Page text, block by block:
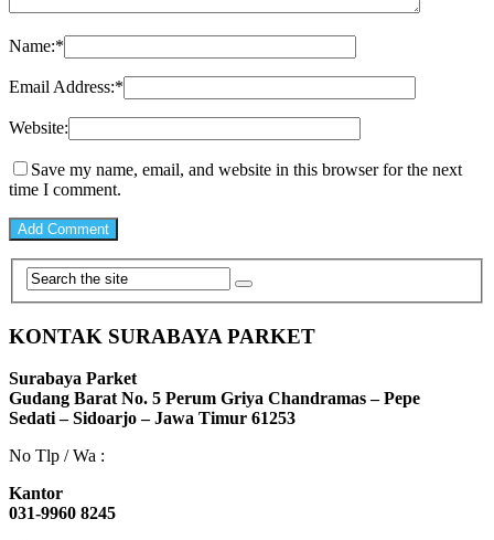
Name:*
Email Address:*
Website:
Save my name, email, and website in this browser for the next
time I comment.
KONTAK SURABAYA PARKET
Surabaya Parket
Gudang Barat No. 5 Perum Griya Chandramas – Pepe
Sedati – Sidoarjo – Jawa Timur 61253
No Tlp / Wa :
Kantor
031-9960 8245